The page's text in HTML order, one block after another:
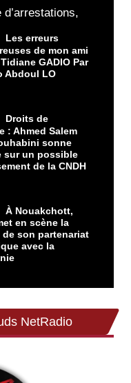
Les erreurs
de mon ami
GADIO Par
Abdoul LO
Droits de
: Ahmed Salem
sonne
sur un possible
de la CNDH
À Nouakchott,
en scène la
son partenariat
avec la
NetRadio